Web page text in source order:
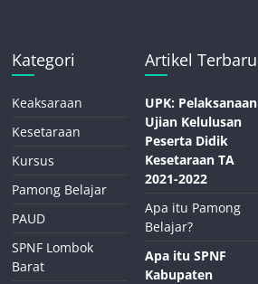
Kategori
Keaksaraan
Kesetaraan
Kursus
Pamong Belajar
PAUD
SPNF Lombok
Barat
Artikel Terbaru
UPK: Pelaksanaan
Ujian Kelulusan
Peserta Didik
Kesetaraan TA
2021-2022
Apa itu Pamong
Belajar?
Apa itu SPNF
Kabupaten